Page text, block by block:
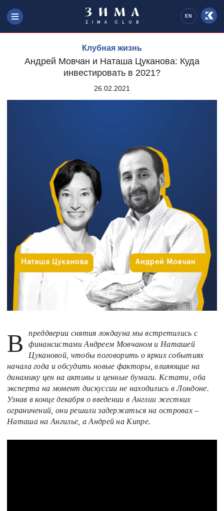
EN
Клубная жизнь
Андрей Мовчан и Наташа Цуканова: Куда
инвестировать в 2021?
26.02.2021
В преддверии снятия локдауна мы встретились с
финансистами Андреем Мовчаном и Наташей
Цукановой, чтобы поговорить о ярких событиях
начала года и обсудить новые факторы, влияющие на
динамику цен на активы и ценные бумаги. Кстати, оба
эксперта на момент дискуссии не находились в Лондоне.
Узнав в конце декабря о введении в Англии жестких
ограничений, они решили задержаться на островах –
Наташа на Ангилье, а Андрей на Кипре.